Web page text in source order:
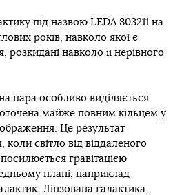
під назвою LEDA 803211 на
років, навколо якої є
розкидані навколо її нерівного
пара особливо виділяється:
майже повним кільцем у
Це результат
коли світло від віддаленого
гравітацією
плані, наприклад
Лінзована галактика,